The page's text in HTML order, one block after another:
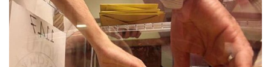
Adıyaman Gerger’deki Orman Yangınına
Hızlı Müdahale Sürüyor